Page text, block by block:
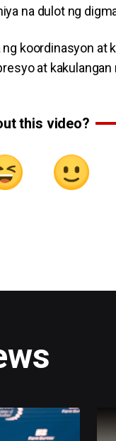
na dulot ng
ng koordinasyon
at kakulangan
this video?